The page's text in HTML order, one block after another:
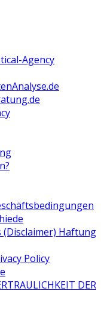
Agency
Haftung
Policy
DER